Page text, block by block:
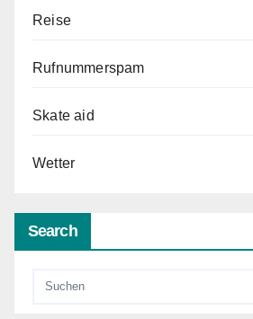
Reise
Rufnummerspam
Skate aid
Wetter
Search